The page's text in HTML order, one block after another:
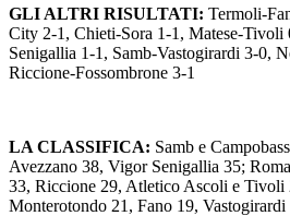
GLI ALTRI RISULTATI: Termoli-
City 2-1, Chieti-Sora 1-1, Matese-
Senigallia 1-1, Samb-Vastogirardi 3-0,
Riccione-Fossombrone 3-1
LA CLASSIFICA: Samb e
Avezzano 38, Vigor Senigallia 35;
33, Riccione 29, Atletico Ascoli e Tivoli
Monterotondo 21, Fano 19, Vastogirardi